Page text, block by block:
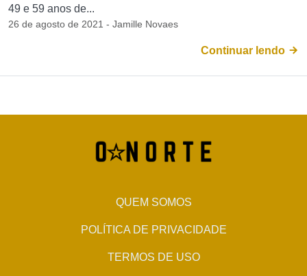
49 e 59 anos de...
26 de agosto de 2021 - Jamille Novaes
Continuar lendo
QUEM SOMOS
POLÍTICA DE PRIVACIDADE
TERMOS DE USO